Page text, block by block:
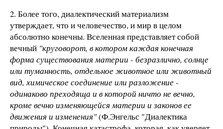
2. Более того, диалектический материализм
утверждает, что и человечество, и мир в целом
абсолютно конечны. Вселенная представляет собой
вечный "круговорот, в котором каждая конечная
форма существования материи - безразлично, солнце
или туманность, отдельное животное или животный
вид, химическое соединение или разложение -
одинаково преходяща и в которой ничто не вечно,
кроме вечно изменяющейся материи и законов ее
движения и изменения"(Ф.Энгельс "Диалектика